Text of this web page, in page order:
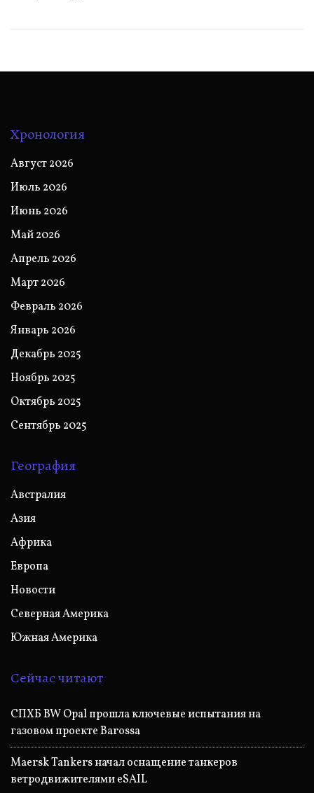
Хронология
Август 2026
Июль 2026
Июнь 2026
Май 2026
Апрель 2026
Март 2026
Февраль 2026
Январь 2026
Декабрь 2025
Ноябрь 2025
Октябрь 2025
Сентябрь 2025
География
Австралия
Азия
Африка
Европа
Новости
Северная Америка
Южная Америка
Сейчас читают
СПХБ BW Opal прошла ключевые испытания на
газовом проекте Barossa
Maersk Tankers начал оснащение танкеров
ветродвижителями eSAIL